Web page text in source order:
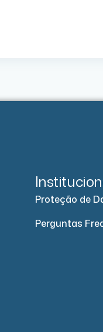
Proteção de
Perguntas